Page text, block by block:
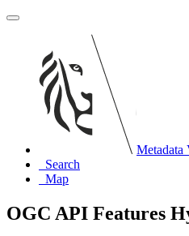
Metadata
Search
Map
OGC API Features